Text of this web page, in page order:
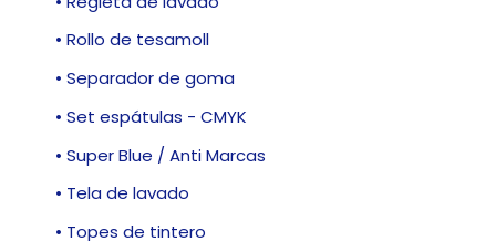
• Rollo de tesamoll
• Separador de goma
• Set espátulas - CMYK
• Super Blue / Anti Marcas
• Tela de lavado
• Topes de tintero